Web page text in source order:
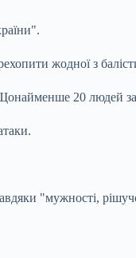
жодної з
Щонайменше 20
"мужності,